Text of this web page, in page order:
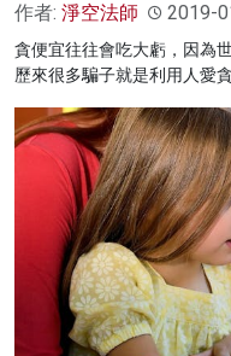
作者: 淨空法師 2019-
貪便宜往往會吃大虧，因為
歷來很多騙子就是利用人愛